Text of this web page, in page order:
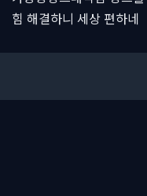
힘 해결하니 세상 편하네